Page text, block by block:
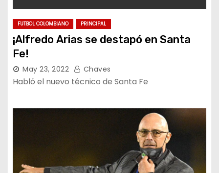
FUTBOL COLOMBIANO PRINCIPAL
¡Alfredo Arias se destapó en Santa
Fe!
May 23, 2022 Chaves
Habló el nuevo técnico de Santa Fe